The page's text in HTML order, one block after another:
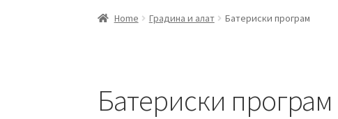
Home Градина и алат Батериски програм
Батериски програм